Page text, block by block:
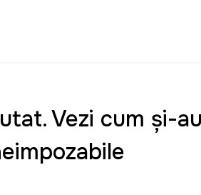
Vezi cum și-